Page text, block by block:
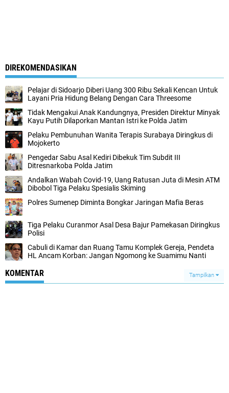
DIREKOMENDASIKAN
Pelajar di Sidoarjo Diberi Uang 300 Ribu Sekali Kencan Untuk
Layani Pria Hidung Belang Dengan Cara Threesome
Tidak Mengakui Anak Kandungnya, Presiden Direktur Minyak
Kayu Putih Dilaporkan Mantan Istri ke Polda Jatim
Pelaku Pembunuhan Wanita Terapis Surabaya Diringkus di
Mojokerto
Pengedar Sabu Asal Kediri Dibekuk Tim Subdit III
Ditresnarkoba Polda Jatim
Andalkan Wabah Covid-19, Uang Ratusan Juta di Mesin ATM
Dibobol Tiga Pelaku Spesialis Skiming
Polres Sumenep Diminta Bongkar Jaringan Mafia Beras
Tiga Pelaku Curanmor Asal Desa Bajur Pamekasan Diringkus
Polisi
Cabuli di Kamar dan Ruang Tamu Komplek Gereja, Pendeta
HL Ancam Korban: Jangan Ngomong ke Suamimu Nanti
KOMENTAR Tampilkan